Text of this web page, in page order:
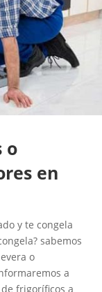
o
en
y te congela
sabemos
o
a
frigoríficos a